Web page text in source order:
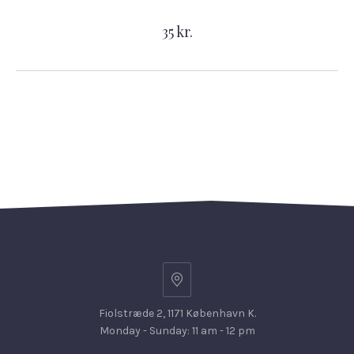
35 kr.
Fiolstræde 2, 1171 København K.
Monday - Sunday: 11 am - 12 pm